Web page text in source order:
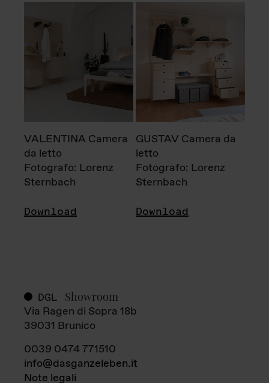
VALENTINA Camera
da letto
Fotografo: Lorenz
Sternbach
Download
GUSTAV Camera da
letto
Fotografo: Lorenz
Sternbach
Download
DGL Showroom
Via Ragen di Sopra 18b
39031 Brunico
0039 0474 771510
info@dasganzeleben.it
Note legali